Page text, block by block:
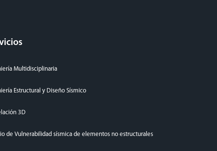
Multidisciplinaria
Estructural y Diseño Sísmico
3D
de Vulnerabilidad sísmica de elementos no estructurales